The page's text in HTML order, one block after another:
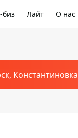
Лайт О нас
Константиновка